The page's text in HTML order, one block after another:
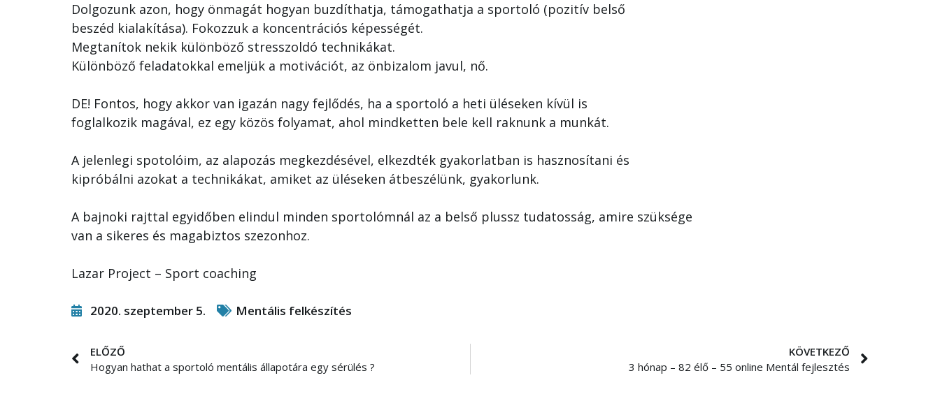
Dolgozunk azon, hogy önmagát hogyan buzdíthatja, támogathatja a sportoló (pozitív belső
beszéd kialakítása). Fokozzuk a koncentrációs képességét.
Megtanítok nekik különböző stresszoldó technikákat.
Különböző feladatokkal emeljük a motivációt, az önbizalom javul, nő.
DE! Fontos, hogy akkor van igazán nagy fejlődés, ha a sportoló a heti üléseken kívül is
foglalkozik magával, ez egy közös folyamat, ahol mindketten bele kell raknunk a munkát.
A jelenlegi spotolóim, az alapozás megkezdésével, elkezdték gyakorlatban is hasznosítani és
kipróbálni azokat a technikákat, amiket az üléseken átbeszélünk, gyakorlunk.
A bajnoki rajttal egyidőben elindul minden sportolómnál az a belső plussz tudatosság, amire szüksége
van a sikeres és magabiztos szezonhoz.
Lazar Project – Sport coaching
2020. szeptember 5. Mentális felkészítés
ELŐZŐ
Hogyan hathat a sportoló mentális állapotára egy sérülés ?
KÖVETKEZŐ
3 hónap – 82 élő – 55 online Mentál fejlesztés